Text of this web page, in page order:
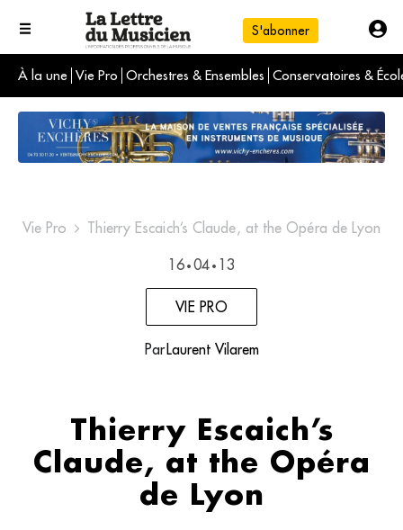
S'abonner
À la une Vie Pro Orchestres & Ensembles Conservatoires &
L'info du jour
Le numéro du mois
International
Vie Pro Thierry Escaich’s Claude, at the Opéra de Lyon
16 • 04 • 13
VIE PRO
ParLaurent Vilarem
Thierry Escaich’s
Claude, at the Opéra
de Lyon